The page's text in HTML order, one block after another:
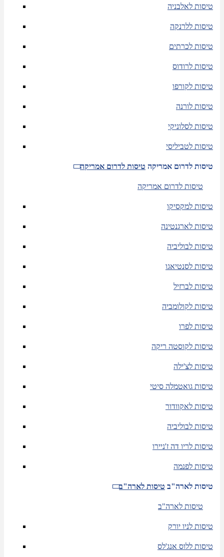
טיסות לאלבניה
טיסות ללרנקה
טיסות לכרתים
טיסות לרודוס
טיסות לקורפו
טיסות לורנה
טיסות לסלוניקי
טיסות לטביליסי
טיסות לדרום אמריקה טיסות לדרום אמריקה
טיסות לדרום אמריקה
טיסות למקסיקו
טיסות לארגנטינה
טיסות לבוליביה
טיסות לסנטיאגו
טיסות לברזיל
טיסות לקולומביה
טיסות לפרו
טיסות לקוסטה ריקה
טיסות לצ'ילה
טיסות גואטמלה סיטי
טיסות לאקוודור
טיסות לבוליביה
טיסות לריו דה ז'ניירו
טיסות לפנמה
טיסות לארה"ב טיסות לארה"ב
טיסות לארה"ב
טיסות לניו יורק
טיסות ללוס אנג'לס